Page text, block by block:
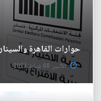
حوارات القاهرة
الأثنين 08 شباط 2021